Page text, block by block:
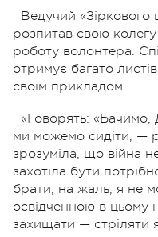
Ведучий «Зіркового
розпитав свою
роботу волонтера.
отримує багато
своїм прикладом.
«Говорять:
ми можемо сидіти, —
зрозуміла, що війна
захотіла бути
брати, на жаль, я не
освідченною в цьому
захищати — стріляти